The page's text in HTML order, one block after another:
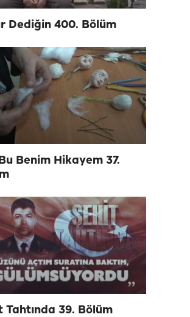
Dediğin 400. Bölüm
Benim Hikayem 37.
Tahtında 39. Bölüm